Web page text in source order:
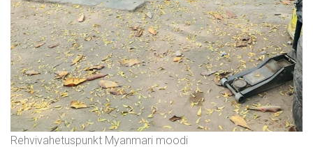
Rehvivahetuspunkt Myanmari moodi